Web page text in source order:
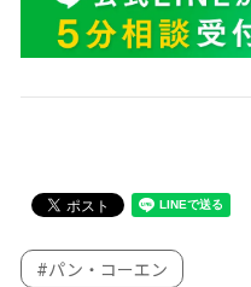
#パン・コーエン